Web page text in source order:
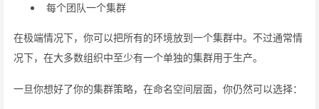
每个团队一个集群
在极端情况下，你可以把所有的环境放到一个集群中。不过通常情
况下，在大多数组织中至少有一个单独的集群用于生产。
一旦你想好了你的集群策略，在命名空间层面，你仍然可以选择：